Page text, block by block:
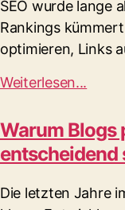
SEO wurde lange
Rankings
optimieren, Links
Weiterlesen...
Warum Blogs
entscheidend
Die letzten Jahre